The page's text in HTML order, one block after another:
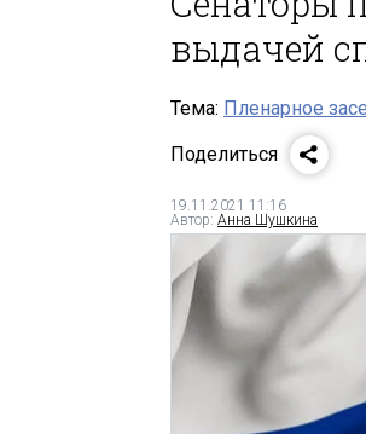
выдачей
Тема: Пленарное
Поделиться
19.11.2021 11:16
Автор: Анна Шушкина